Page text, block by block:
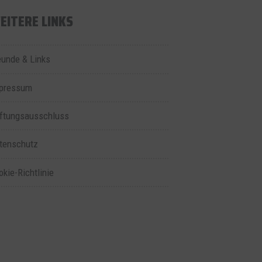
LINKS
& Links
Richtlinie